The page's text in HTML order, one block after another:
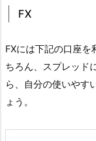
FX
FXには下記の口座を
ちろん、スプレッド
ら、自分の使いやす
ょう。